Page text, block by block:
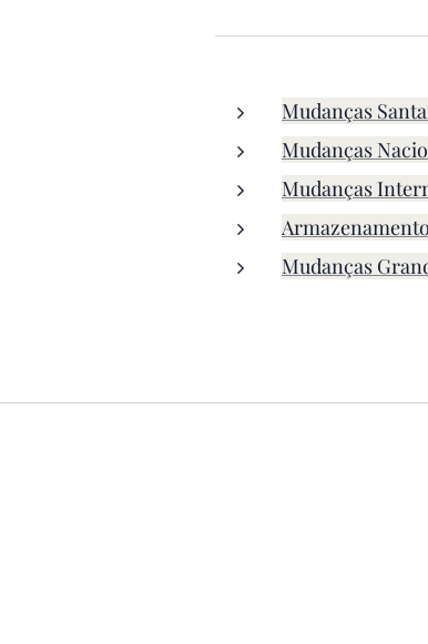
Mudanças
Mudanças
Mudanças
Mudanças